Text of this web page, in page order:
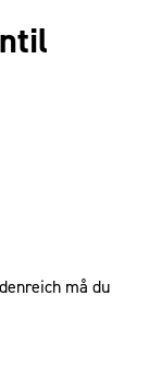
må du